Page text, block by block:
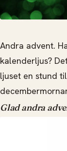
Andra advent.
kalenderljus?
ljuset en stund
Glad andra